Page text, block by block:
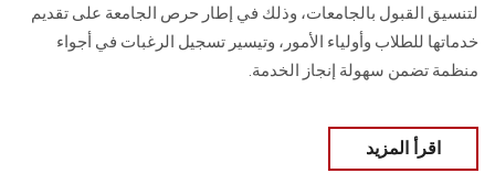
لتنسيق القبول بالجامعات، وذلك في إطار حرص الجامعة على تقديم
خدماتها للطلاب وأولياء الأمور، وتيسير تسجيل الرغبات في أجواء
منظمة تضمن سهولة إنجاز الخدمة.
اقرأ المزيد